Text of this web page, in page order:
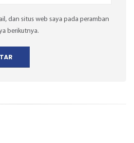
dan situs web saya pada peramban
berikutnya.